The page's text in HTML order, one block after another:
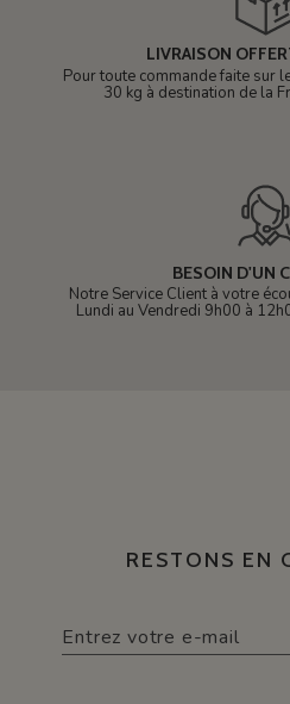
LIVRAISON
Pour toute commande faite sur
30 kg à destination de la
BESOIN D'UN
Notre Service Client à votre
Lundi au Vendredi 9h00 à
RESTONS EN